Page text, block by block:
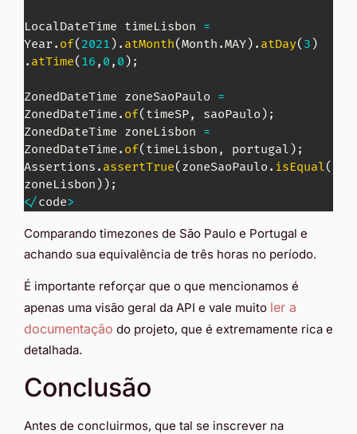
LocalDateTime timeLisbon =
Year. of( 2021 ) . atMonth(Month .MAY) . atDay( 3 )
. atTime( 16 , 0 , 0 ) ;
ZonedDateTime zoneSaoPaulo =
ZonedDateTime . of( timeSP, saoPaulo ) ;
ZonedDateTime zoneLisbon =
ZonedDateTime . of( timeLisbon , portugal ) ;
Assertions . assertTrue( zoneSaoPaulo . isEqual(
zoneLisbon ) ) ;
</code>
Comparando timezones de São Paulo e Portugal e
achando sua equivalência de três horas no período.
É importante reforçar que o que mencionamos é
apenas uma visão geral da API e vale muito ler a
documentação do projeto, que é extremamente rica e
detalhada.
Conclusão
Antes de concluirmos, que tal se inscrever na